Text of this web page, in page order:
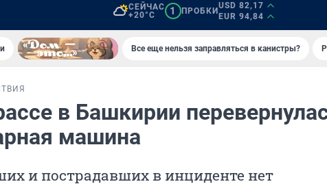
СЕЙЧАС
+20°C
1 ПРОБКИ
USD 82,17
EUR 94,84
Все еще нельзя заправляться в канистры?
в Башкирии
машина
и пострадавших в инциденте нет